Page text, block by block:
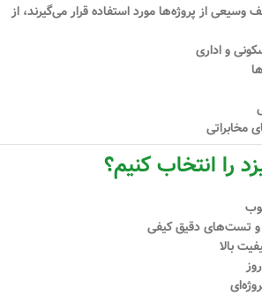
از پروژه‌ها مورد استفاده قرار می‌گیرند، از
و اداری
مخابراتی
را انتخاب کنیم؟
و تست‌های دقیق کیفی
بالا